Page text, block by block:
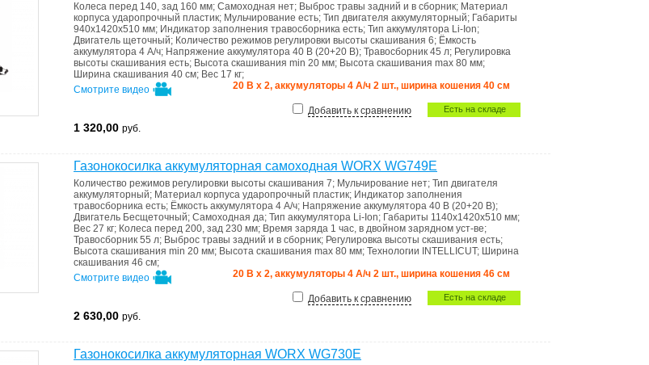
Колеса перед 140, зад 160 мм; Самоходная нет; Выброс травы задний и в сборник; Материал
корпуса ударопрочный пластик; Мульчирование есть; Тип двигателя аккумуляторный; Габариты
940х1420х510 мм; Индикатоp запoлнения травoсборника есть; Тип аккумулятора Li-Ion;
Двигатель щеточный; Количество режимов регулировки высоты скашивания 6; Ёмкость
аккумулятора 4 А/ч; Напряжение аккумулятора 40 В (20+20 В); Травосборник 45 л; Регулировка
высоты скашивания есть; Высота скашивания min 20 мм; Высота скашивания max 80 мм;
Ширина скашивания 40 см; Вес 17 кг;
20 В х 2, аккумуляторы 4 А/ч 2 шт., ширина кошения 40 см
Смотрите видео
Есть на складе
Добавить к сравнению
1 320,00 руб.
Газонокосилка аккумуляторная самоходная WORX WG749E
Количество режимов регулировки высоты скашивания 7; Мульчирование нет; Тип двигателя
аккумуляторный; Материал корпуса ударопрочный пластик; Индикатоp запoлнения
травoсборника есть; Ёмкость аккумулятора 4 А/ч; Напряжение аккумулятора 40 В (20+20 В);
Двигатель Бесщеточный; Самоходная да; Тип аккумулятора Li-Ion; Габариты 1140х1420х510 мм;
Вес 27 кг; Колеса перед 200, зад 230 мм; Время заряда 1 час, в двойном зарядном уст-ве;
Травосборник 55 л; Выброс травы задний и в сборник; Регулировка высоты скашивания есть;
Высота скашивания min 20 мм; Высота скашивания max 80 мм; Технологии INTELLICUT; Ширина
скашивания 46 см;
20 В х 2, аккумуляторы 4 А/ч 2 шт., ширина кошения 46 см
Смотрите видео
Есть на складе
Добавить к сравнению
2 630,00 руб.
Газонокосилка аккумуляторная WORX WG730E